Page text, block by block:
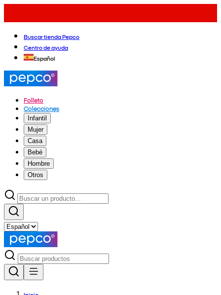
Buscar tienda Pepco
Centro de ayuda
Español
Folleto
Colecciones
Infantil
Mujer
Casa
Bebé
Hombre
Otros